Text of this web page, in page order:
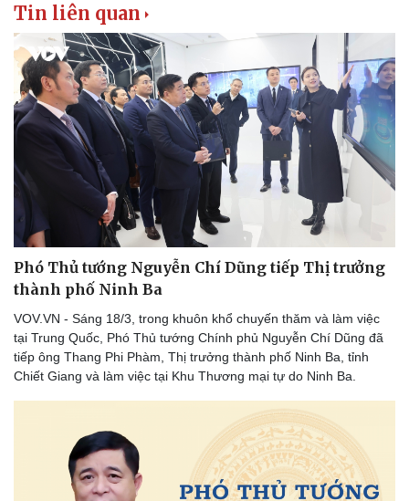
Tin liên quan
Phó Thủ tướng Nguyễn Chí Dũng tiếp Thị trưởng
thành phố Ninh Ba
VOV.VN - Sáng 18/3, trong khuôn khổ chuyến thăm và làm việc
tại Trung Quốc, Phó Thủ tướng Chính phủ Nguyễn Chí Dũng đã
tiếp ông Thang Phi Phàm, Thị trưởng thành phố Ninh Ba, tỉnh
Chiết Giang và làm việc tại Khu Thương mại tự do Ninh Ba.